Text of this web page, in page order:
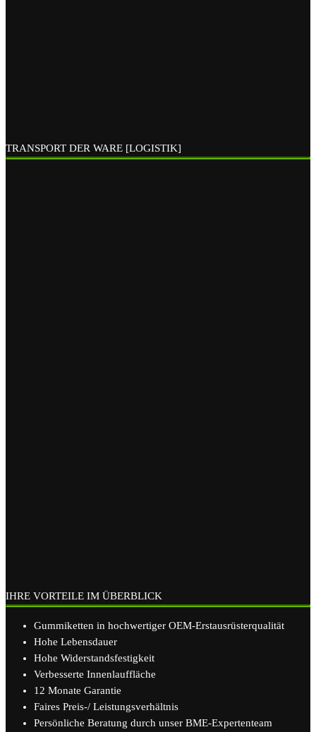
TRANSPORT DER WARE [LOGISTIK]
IHRE VORTEILE IM ÜBERBLICK
Gummiketten in hochwertiger OEM-Erstausrüsterqualität
Hohe Lebensdauer
Hohe Widerstandsfestigkeit
Verbesserte Innenlauffläche
12 Monate Garantie
Faires Preis-/ Leistungsverhältnis
Persönliche Beratung durch unser BME-Expertenteam